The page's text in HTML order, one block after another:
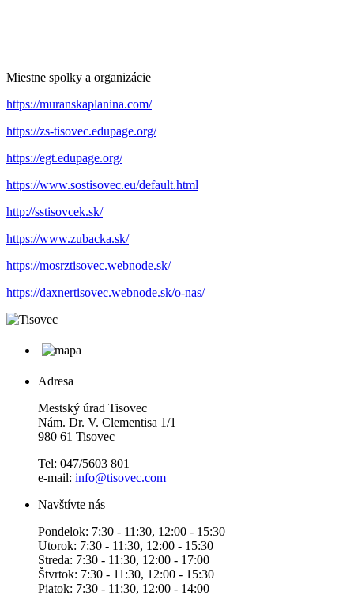
Miestne spolky a organizácie
https://muranskaplanina.com/
https://zs-tisovec.edupage.org/
https://egt.edupage.org/
https://www.sostisovec.eu/default.html
http://sstisovcek.sk/
https://www.zubacka.sk/
https://mosrztisovec.webnode.sk/
https://daxnertisovec.webnode.sk/o-nas/
Adresa
Mestský úrad Tisovec
Nám. Dr. V. Clementisa 1/1
980 61 Tisovec
Tel: 047/5603 801
e-mail: info@tisovec.com
Navštívte nás
Pondelok: 7:30 - 11:30, 12:00 - 15:30
Utorok: 7:30 - 11:30, 12:00 - 15:30
Streda: 7:30 - 11:30, 12:00 - 17:00
Štvrtok: 7:30 - 11:30, 12:00 - 15:30
Piatok: 7:30 - 11:30, 12:00 - 14:00